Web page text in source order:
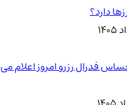
دارد؟
فدرال رزرو امروز اعلام